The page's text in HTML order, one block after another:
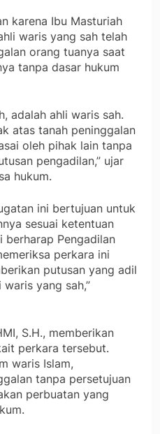
karena Ibu Masturiah
waris yang sah telah
orang tuanya saat
tanpa dasar hukum
adalah ahli waris sah.
atas tanah peninggalan
oleh pihak lain tanpa
pengadilan,” ujar
hukum.
ini bertujuan untuk
sesuai ketentuan
berharap Pengadilan
perkara ini
putusan yang adil
yang sah,”
S.H., memberikan
perkara tersebut.
waris Islam,
tanpa persetujuan
perbuatan yang